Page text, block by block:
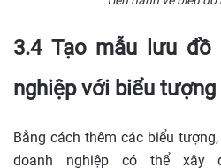
3.4 Tạo mẫu lưu đồ
nghiệp với biểu
Bằng cách thêm các biểu
doanh nghiệp có thể xây